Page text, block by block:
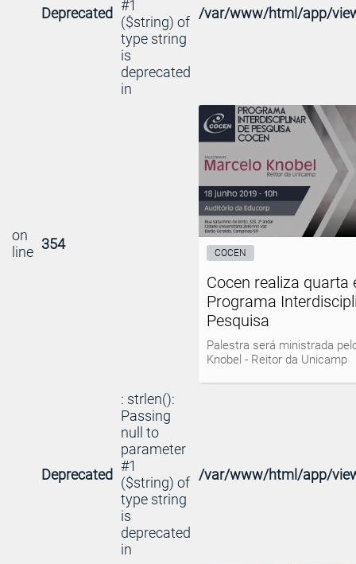
Deprecated #1
($string) of
type string
is
deprecated
in
/var/www/html/app/
on
line 354
COCEN
Cocen realiza quarta
Programa
Pesquisa
Palestra será ministrada
Knobel - Reitor da Unicamp
Deprecated
: strlen():
Passing
null to
parameter
#1
($string) of
type string
is
deprecated
in
/var/www/html/app/